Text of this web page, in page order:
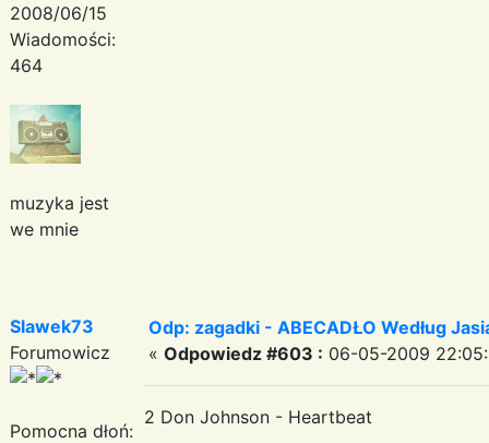
2008/06/15
Wiadomości:
464
muzyka jest
we mnie
Slawek73
Forumowicz
Pomocna dłoń:
Odp: zagadki - ABECADŁO Według
« Odpowiedz #603 : 06-05-2009
2 Don Johnson - Heartbeat